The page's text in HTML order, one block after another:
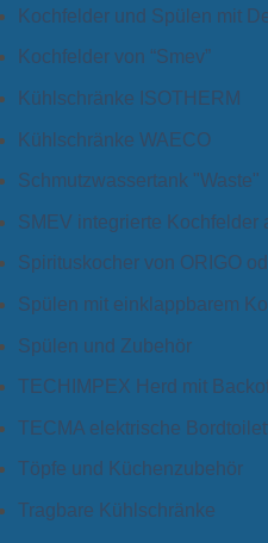
Kochfelder und Spülen mit
Kochfelder von “Smev”
Kühlschränke ISOTHERM
Kühlschränke WAECO
Schmutzwassertank "Waste"
SMEV integrierte Kochfelder
Spirituskocher von ORIGO
Spülen mit einklappbarem
Spülen und Zubehör
TECHIMPEX Herd mit
TECMA elektrische
Töpfe und Küchenzubehör
Tragbare Kühlschränke